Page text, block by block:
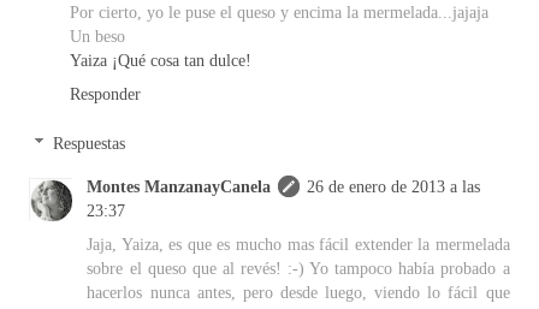
Por cierto, yo le puse el queso y encima la mermelada...jajaja
Un beso
Yaiza ¡Qué cosa tan dulce!
Responder
Respuestas
Montes ManzanayCanela
26 de enero de 2013 a las
23:37
Jaja, Yaiza, es que es mucho mas fácil extender la mermelada
sobre el queso que al revés! :-) Yo tampoco había probado a
hacerlos nunca antes, pero desde luego, viendo lo fácil que